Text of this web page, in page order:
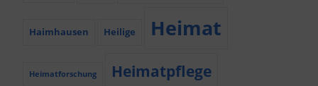
Haimhausen Heilige Heimat
Heimatforschung Heimatpflege